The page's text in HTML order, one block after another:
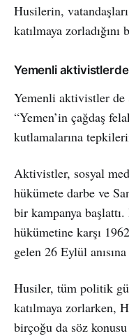
Husilerin,
katılmaya zorladığını
Yemenli
Yemenli aktivistler de
“Yemen’in çağdaş
kutlamalarına
Aktivistler, sosyal
hükümete darbe ve
bir kampanya
hükümetine karşı
gelen 26 Eylül
Husiler, tüm politik
katılmaya zorlarken,
birçoğu da söz